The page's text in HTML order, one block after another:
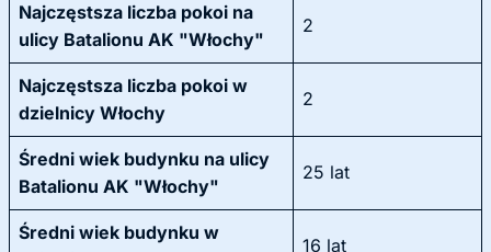
Najczęstsza liczba pokoi na
ulicy Batalionu AK "Włochy"
2
Najczęstsza liczba pokoi w
dzielnicy Włochy
2
Średni wiek budynku na ulicy
Batalionu AK "Włochy"
25 lat
Średni wiek budynku w
16 lat